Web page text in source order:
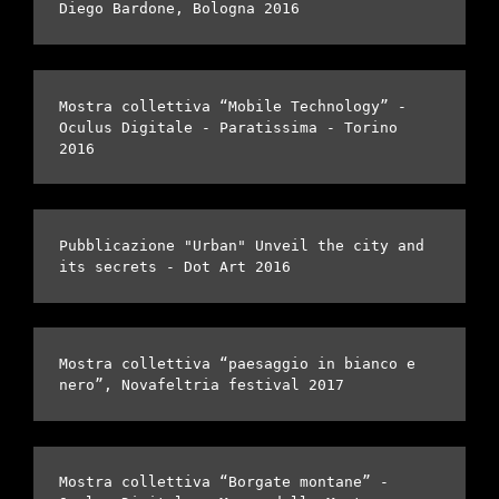
Diego Bardone, Bologna 2016
Mostra collettiva “Mobile Technology” -
Oculus Digitale - Paratissima - Torino
2016
Pubblicazione "Urban" Unveil the city and
its secrets - Dot Art 2016
Mostra collettiva “paesaggio in bianco e
nero”, Novafeltria festival 2017
Mostra collettiva “Borgate montane” -